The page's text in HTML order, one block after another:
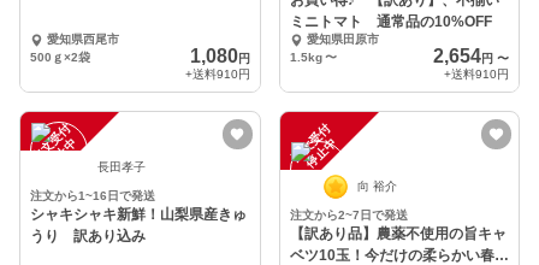
愛知県西尾市
500ｇ×2袋
1,080円
+送料910円
ミニトマト 通常品の10%OFF
愛知県田原市
1.5kg 〜 2,654円 〜
+送料910円
注
文
受
付
停
止
中 長田孝子
注文から1~16日で発送
シャキシャキ新鮮！山梨県産きゅ
うり 訳あり込み
注
文
受
付
停
止
中
向 裕介
注文から2~7日で発送
【訳あり品】農薬不使用の旨キャ
ベツ10玉！今だけの柔らかい春キ